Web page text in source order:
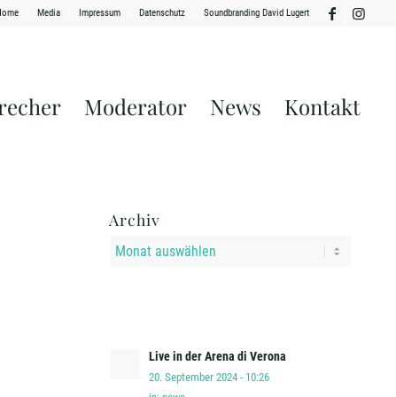
Media Impressum Datenschutz Soundbranding David Lugert
Moderator News Kontakt
Archiv
Live in der Arena di Verona
20. September 2024 - 10:26